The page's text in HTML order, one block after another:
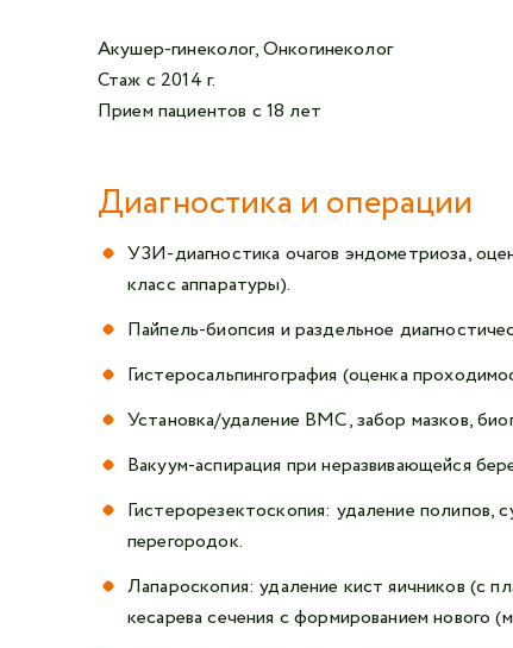
Акушер-гинеколог, Онкогинеколог
Стаж с 2014 г.
Прием пациентов с 18 лет
Диагностика и операции
УЗИ-диагностика очагов эндометриоза,
класс аппаратуры).
Пайпель-биопсия и раздельное
Гистеросальпингография (оценка
Установка/удаление ВМС, забор мазков,
Вакуум-аспирация при неразвивающейся
Гистерорезектоскопия: удаление полипов,
перегородок.
Лапароскопия: удаление кист яичников (с
кесарева сечения с формированием нового